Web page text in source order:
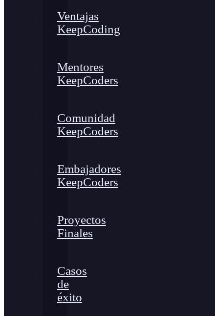
Ventajas
KeepCoding
Mentores
KeepCoders
Comunidad
KeepCoders
Embajadores
KeepCoders
Proyectos
Finales
Casos
de
éxito